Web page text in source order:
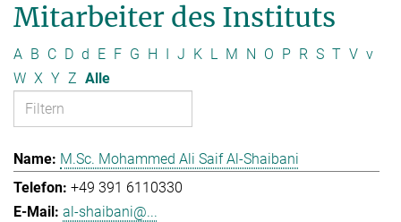
Mitarbeiter des Instituts
A B C D d E F G H I J K L M N O P R S T V v
W X Y Z Alle
M.Sc. Mohammed Ali Saif Al-Shaibani
+49 391 6110330
al-shaibani@...